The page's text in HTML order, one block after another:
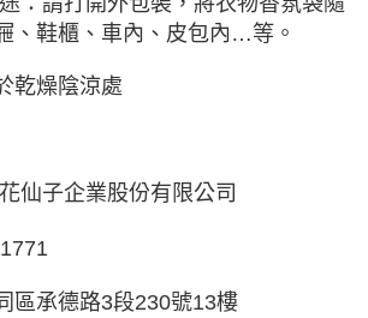
、鞋櫃、車內、皮包內…等。
乾燥陰涼處
仙子企業股份有限公司
區承德路3段230號13樓